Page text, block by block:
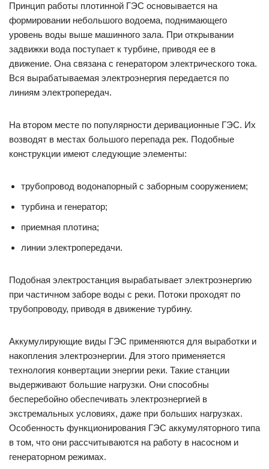
Принцип работы плотинной ГЭС основывается на
формировании небольшого водоема, поднимающего
уровень воды выше машинного зала. При открывании
задвижки вода поступает к турбине, приводя ее в
движение. Она связана с генератором электрического тока.
Вся вырабатываемая электроэнергия передается по
линиям электропередач.
На втором месте по популярности деривационные ГЭС. Их
возводят в местах большого перепада рек. Подобные
конструкции имеют следующие элементы:
трубопровод водонапорный с заборным сооружением;
турбина и генератор;
приемная плотина;
линии электропередачи.
Подобная электростанция вырабатывает электроэнергию
при частичном заборе воды с реки. Потоки проходят по
трубопроводу, приводя в движение турбину.
Аккумулирующие виды ГЭС применяются для выработки и
накопления электроэнергии. Для этого применяется
технология конвертации энергии реки. Такие станции
выдерживают большие нагрузки. Они способны
бесперебойно обеспечивать электроэнергией в
экстремальных условиях, даже при больших нагрузках.
Особенность функционирования ГЭС аккумуляторного типа
в том, что они рассчитываются на работу в насосном и
генераторном режимах.